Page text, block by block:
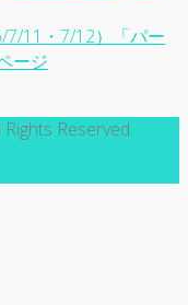
7/11・7/12）「パー
ージ
Reserved.